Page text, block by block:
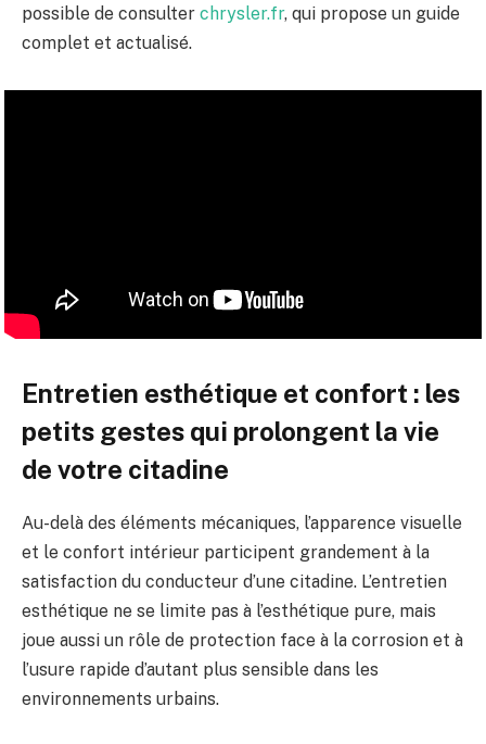
possible de consulter chrysler.fr, qui propose un guide
complet et actualisé.
Entretien esthétique et confort : les
petits gestes qui prolongent la vie
de votre citadine
Au-delà des éléments mécaniques, l’apparence visuelle
et le confort intérieur participent grandement à la
satisfaction du conducteur d’une citadine. L’entretien
esthétique ne se limite pas à l’esthétique pure, mais
joue aussi un rôle de protection face à la corrosion et à
l’usure rapide d’autant plus sensible dans les
environnements urbains.